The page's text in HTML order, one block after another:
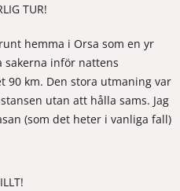
TUR!
hemma i Orsa som en yr
sakerna inför nattens
90 km. Den stora utmaning var
utan att hålla sams. Jag
(som det heter i vanliga fall)